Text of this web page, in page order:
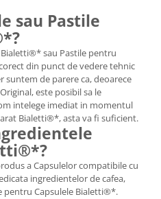
sau Pastile
sau Pastile pentru
din punct de vedere tehnic
suntem de parere ca, deoarece
este posibil sa le
intelege imediat in momentul
Bialetti®*, asta va fi suficient.
a Capsulelor compatibile cu
ingredientelor de cafea,
pentru Capsulele Bialetti®*.